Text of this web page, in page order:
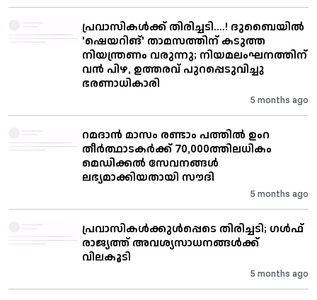
പ്രവാസികൾക്ക് തിരിച്ചടി....! ദുബൈയിൽ
'ഷെയറിങ്' താമസത്തിന് കടുത്ത
നിയന്ത്രണം വരുന്നു; നിയമലംഘനത്തിന്
വൻ പിഴ, ഉത്തരവ് പുറപ്പെടുവിച്ചു
ഭരണാധികാരി
5 months ago
റമദാന്‍ മാസം രണ്ടാം പത്തില്‍ ഉംറ
തീര്‍ത്ഥാടകര്‍ക്ക് 70,000ത്തിലധികം
മെഡിക്കല്‍ സേവനങ്ങള്‍
ലഭ്യമാക്കിയതായി സൗദി
5 months ago
പ്രവാസികൾക്കുൾപ്പെടെ തിരിച്ചടി; ഗൾഫ്
രാജ്യത്ത് അവശ്യസാധനങ്ങൾക്ക്
വിലകൂടി
5 months ago